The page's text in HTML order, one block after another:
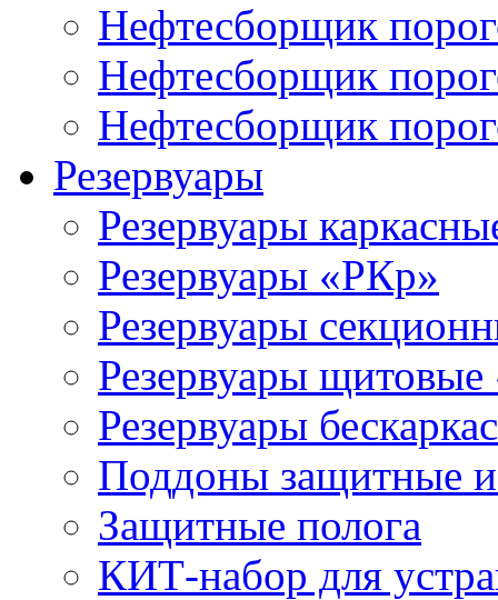
Нефтесборщик
Нефтесборщик
Нефтесборщик
Резервуары
Резервуары
Резервуары «РКр»
Резервуары
Резервуары
Резервуары
Поддоны защитные
Защитные полога
КИТ-набор для